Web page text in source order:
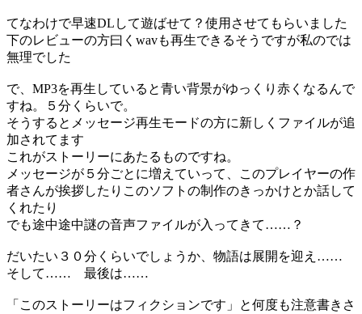
てなわけで早速DLして遊ばせて？使用させてもらいました
下のレビューの方曰くwavも再生できるそうですが私のでは
無理でした
で、MP3を再生していると青い背景がゆっくり赤くなるんで
すね。５分くらいで。
そうするとメッセージ再生モードの方に新しくファイルが追
加されてます
これがストーリーにあたるものですね。
メッセージが５分ごとに増えていって、このプレイヤーの作
者さんが挨拶したりこのソフトの制作のきっかけとか話して
くれたり
でも途中途中謎の音声ファイルが入ってきて……？
だいたい３０分くらいでしょうか、物語は展開を迎え……
そして…… 最後は……
「このストーリーはフィクションです」と何度も注意書きさ